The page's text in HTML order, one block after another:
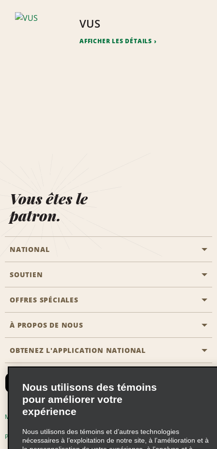
VUS
AFFICHER LES DÉTAILS
Vous êtes le
patron.
NATIONAL
Aviation générale
Emplacements Emerald Aisle
Agents de voyage
Réserver un véhicule pour quelqu'un d'autre
Emerald Club se connecter
Emerald Club S'inscrire
Emerald Club Avantages
SOUTIEN
Clients ayant un handicap
Nous contacter
FAQ
OFFRES SPÉCIALES
Toutes les offres
Abonnement aux courriels
À PROPOS DE NOUS
Histoire de l’entreprise
Nouvelles et histoires
Responsabilité sociale
Occasions de franchise mondiales
Perspectives de carrière
OBTENEZ L'APPLICATION NATIONAL
Modalités d'utilisation
Politique sur les fichiers témoins
Nous utilisons des témoins
pour améliorer votre
expérience
Nous utilisons des témoins et d’autres technologies
nécessaires à l’exploitation de notre site, à l’amélioration et à